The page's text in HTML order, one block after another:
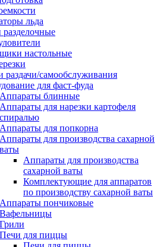
льда
разделочные
настольные
раздачи/самообслуживания
для фаст-фуда
Аппараты блинные
Аппараты для нарезки картофеля
спиралью
Аппараты для попкорна
Аппараты для производства сахарной
ваты
Аппараты для производства
сахарной ваты
Комплектующие для аппаратов
по производству сахарной ваты
Аппараты пончиковые
Вафельницы
Грили
Печи для пиццы